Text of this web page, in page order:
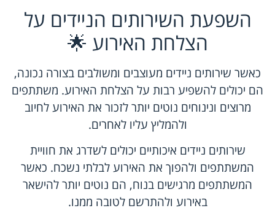
השפעת השירותים הניידים על
הצלחת האירוע 🌟
כאשר שירותים ניידים מעוצבים ומשולבים בצורה נכונה,
הם יכולים להשפיע רבות על הצלחת האירוע. משתתפים
מרוצים ונינוחים נוטים יותר לזכור את האירוע לחיוב
ולהמליץ עליו לאחרים.
שירותים ניידים איכותיים יכולים לשדרג את חוויית
המשתתפים ולהפוך את האירוע לבלתי נשכח. כאשר
המשתתפים מרגישים בנוח, הם נוטים יותר להישאר
באירוע ולהתרשם לטובה ממנו.